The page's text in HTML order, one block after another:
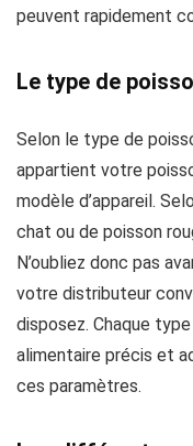
peuvent rapidement
Le type de
Selon le type de
appartient votre
modèle d’appareil.
chat ou de poisson
N’oubliez donc pas
votre distributeur
disposez. Chaque
alimentaire précis et
ces paramètres.